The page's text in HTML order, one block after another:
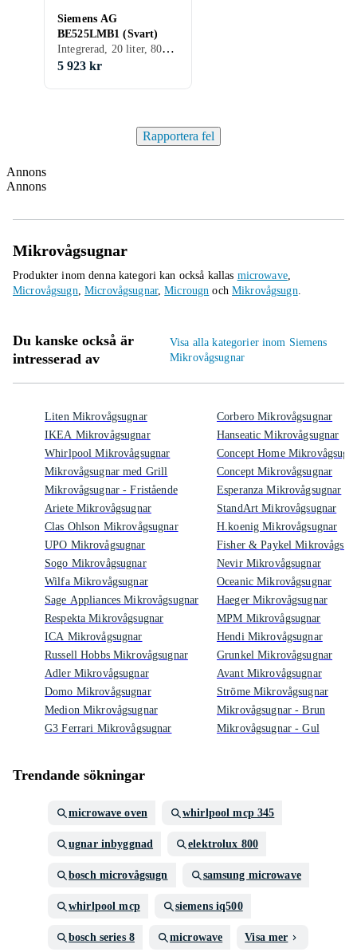
Siemens AG
BE525LMB1 (Svart)
Integrerad, 20 liter, 800 W, Grillfunktion
5 923 kr
Rapportera fel
Annons
Annons
Mikrovågsugnar
Produkter inom denna kategori kan också kallas microwave,
Microvågsugn, Microvågsugnar,Microugn ochMikrovågsugn.
Du kanske också är
intresserad av
Visa alla kategorier inom Siemens
Mikrovågsugnar
Liten Mikrovågsugnar
IKEA Mikrovågsugnar
Whirlpool Mikrovågsugnar
Mikrovågsugnar med Grill
Mikrovågsugnar - Fristående
Ariete Mikrovågsugnar
Clas Ohlson Mikrovågsugnar
UPO Mikrovågsugnar
Sogo Mikrovågsugnar
Wilfa Mikrovågsugnar
Sage Appliances Mikrovågsugnar
Respekta Mikrovågsugnar
ICA Mikrovågsugnar
Russell Hobbs Mikrovågsugnar
Adler Mikrovågsugnar
Domo Mikrovågsugnar
Medion Mikrovågsugnar
G3 Ferrari Mikrovågsugnar
Corbero Mikrovågsugnar
Hanseatic Mikrovågsugnar
Concept Home
Concept Mikrovågsugnar
Esperanza Mikrovågsugnar
StandArt Mikrovågsugnar
H.koenig Mikrovågsugnar
Fisher & Paykel
Nevir Mikrovågsugnar
Oceanic Mikrovågsugnar
Haeger Mikrovågsugnar
MPM Mikrovågsugnar
Hendi Mikrovågsugnar
Grunkel Mikrovågsugnar
Avant Mikrovågsugnar
Ströme Mikrovågsugnar
Mikrovågsugnar - Brun
Mikrovågsugnar - Gul
Trendande sökningar
microwave oven whirlpool mcp 345
ugnar inbyggnad elektrolux 800
bosch microvågsugn samsung microwave
whirlpool mcp siemens iq500
bosch series 8 microwave Visa mer